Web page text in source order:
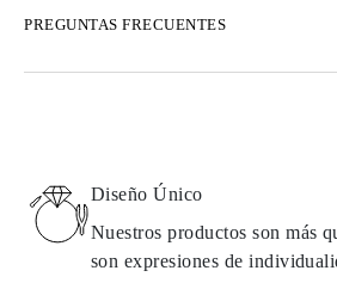
Opciones de entrega exprés también
Detalles sobre métodos de envío, costos y
pueden encontrar en laspreguntas
PREGUNTAS FRECUENTES
Diseño Único
Nuestros productos son más
son expresiones de